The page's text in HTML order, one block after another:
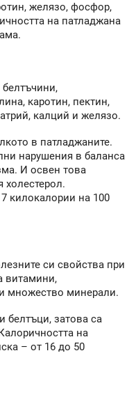
желязо, фосфор,
на патладжана
белтъчини,
каротин, пектин,
калций и желязо.
в патладжаните.
нарушения в баланса
И освен това
холестерол.
килокалории на 100
си свойства при
витамини,
множество минерали.
белтъци, затова са
на
– от 16 до 50